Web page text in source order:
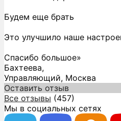
Будем еще брать
Это улучшило наше
Спасибо большое»
Бахтеева,
Управляющий, Москва
Оставить отзыв
Все отзывы (457)
Мы в социальных сетях